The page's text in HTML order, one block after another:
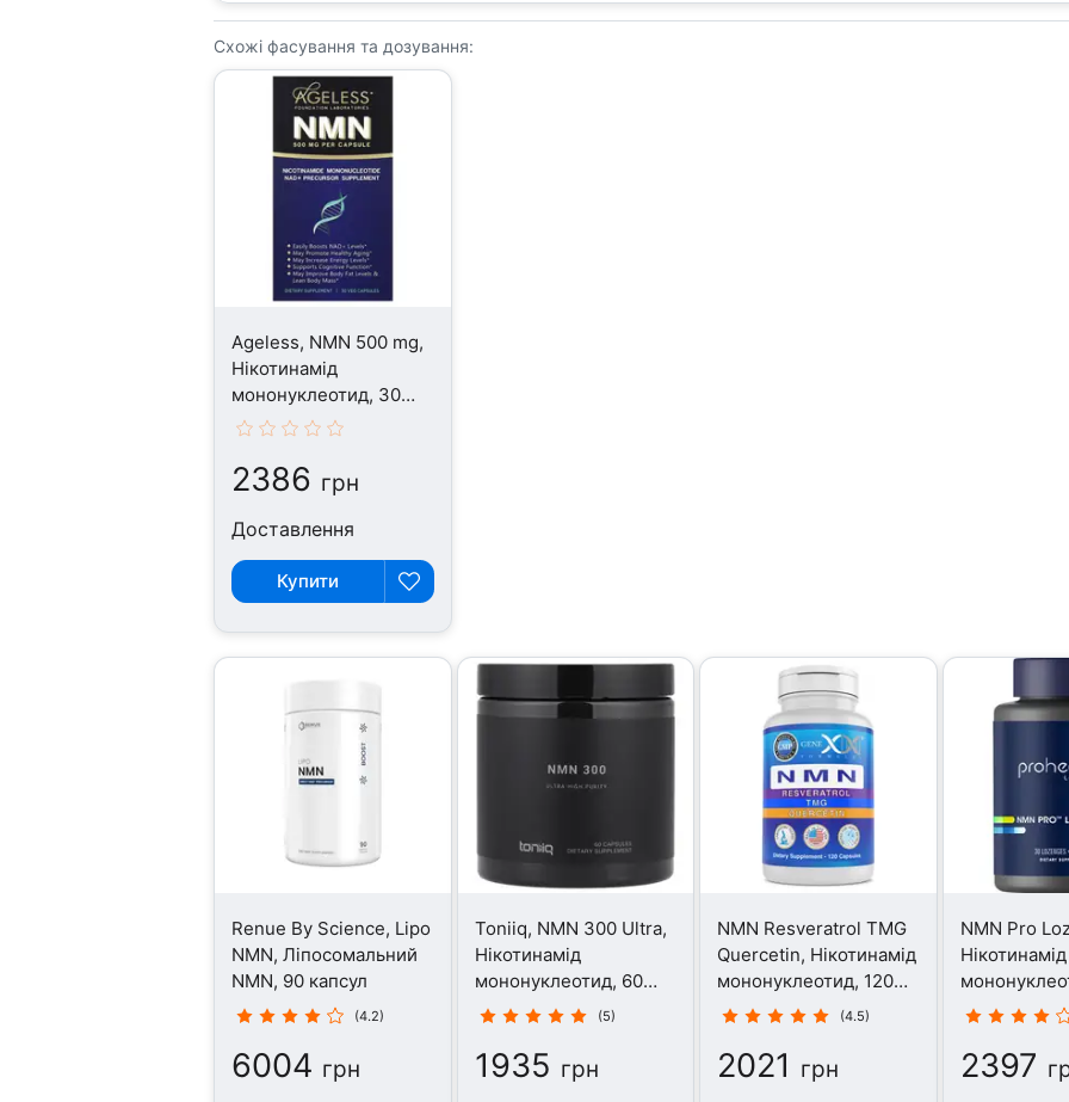
Схожі фасування та дозування:
Ageless, NMN 500 mg,
Нікотинамід
мононуклеотид, 30
капсул
2386 грн
Доставлення
Купити
Renue By Science, Lipo
NMN, Ліпосомальний
NMN, 90 капсул
(4.2)
6004 грн
Toniiq, NMN 300 Ultra,
Нікотинамід
мононуклеотид, 60
капсул
(5)
1935 грн
NMN Resveratrol TMG
Quercetin, Нікотинамід
мононуклеотид, 120
капсул
(4.5)
2021 грн
NMN Pro
Нікотинамід
пастилок
2397